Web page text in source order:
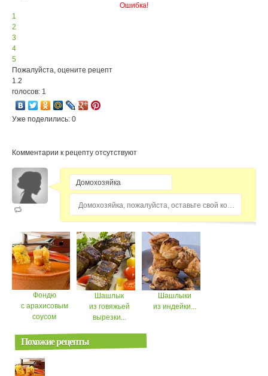
Ошибка!
1
2
3
4
5
Пожалуйста, оцените рецепт
1.2
голосов: 1
Уже поделились: 0
Комментарии к рецепту отсутствуют
Домохозяйка, пожалуйста, оставьте свой комментарий...
Фондю
с арахисовым
соусом
Шашлык
из говяжьей
вырезки...
Шашлыки
из индейки...
Похожие рецепты